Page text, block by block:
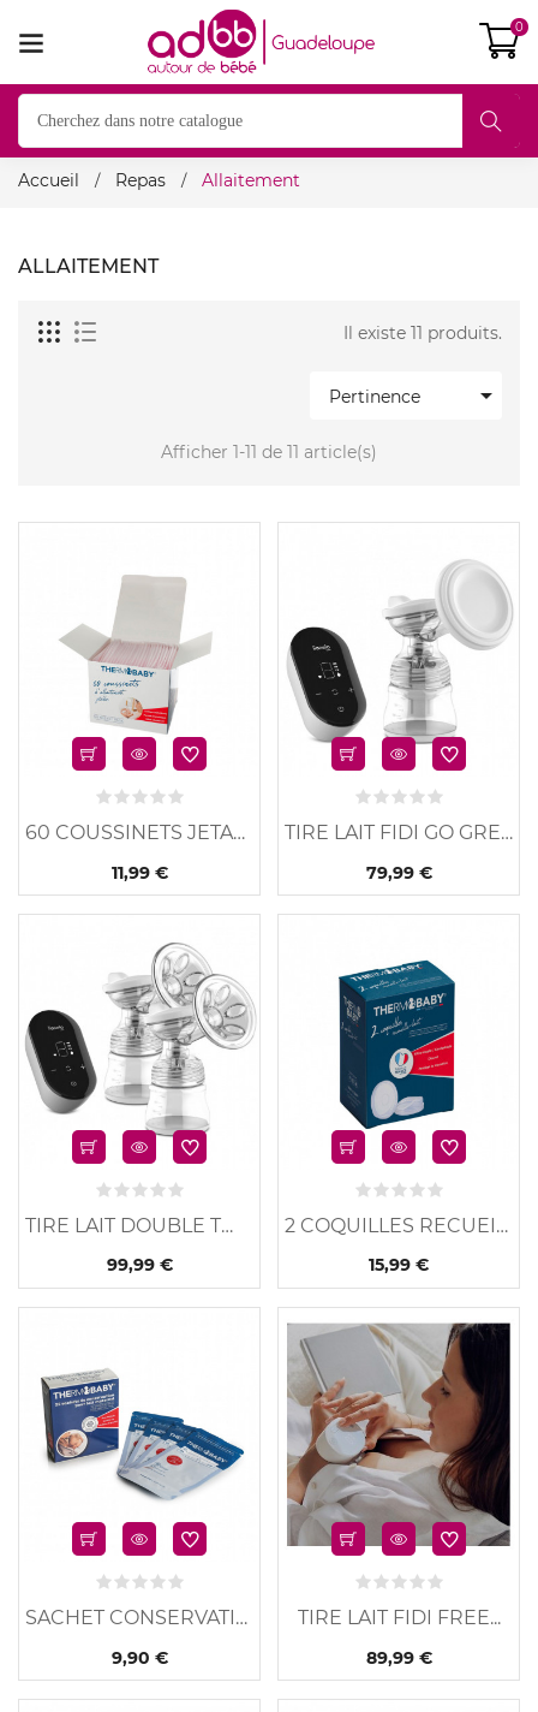
0
Accueil Repas Allaitement
ALLAITEMENT
Il existe 11 produits.
Pertinence 
Afficher 1-11 de 11 article(s)
60 COUSSINETS JETABLES
11,99 €
TIRE LAIT FIDI GO GREY...
79,99 €
TIRE LAIT DOUBLE TWEE GO
99,99 €
2 COQUILLES RECUEILLE...
15,99 €
SACHET CONSERVATION LAIT
9,90 €
TIRE LAIT FIDI FREE...
89,99 €